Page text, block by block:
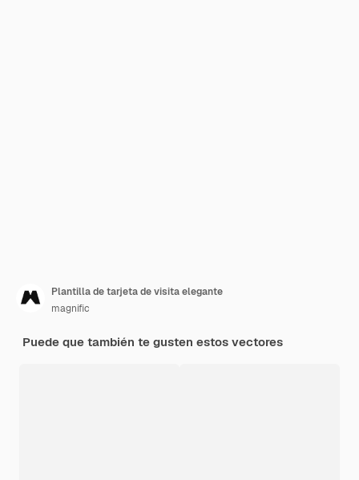
Plantilla de tarjeta de visita elegante
magnific
Puede que también te gusten estos vectores